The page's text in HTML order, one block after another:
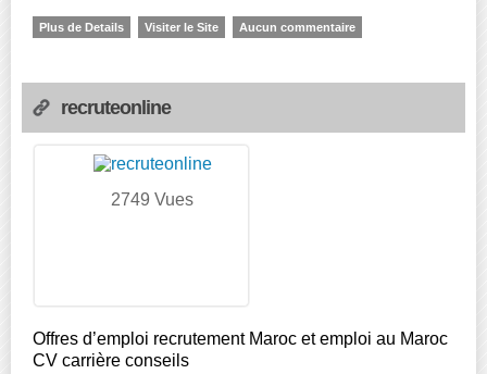
Plus de Details Visiter le Site Aucun commentaire
recruteonline
2749 Vues
Offres d’emploi recrutement Maroc et emploi au Maroc
CV carrière conseils